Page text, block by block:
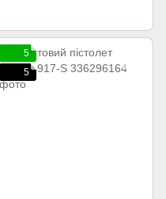
5
5